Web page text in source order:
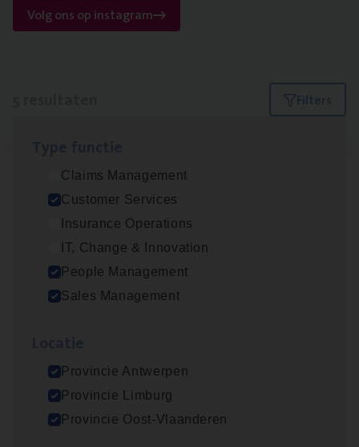
Volg ons op instagram
Filters
Claims Management
Customer Services
Insurance Operations
IT, Change & Innovation
People Management
Sales Management
Provincie Antwerpen
Provincie Limburg
Provincie Oost-Vlaanderen
Insu­ran­ce Bro­kerKMO
Antwerpen
Cus­to­mer Care Expert
Antwerpen